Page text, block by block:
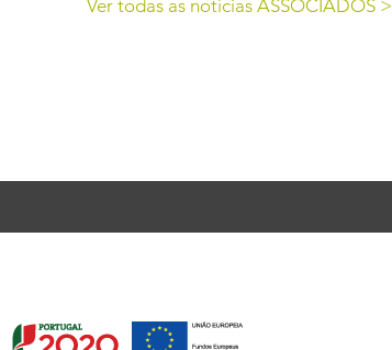
Ver todas as notícias ASSOCIADOS >